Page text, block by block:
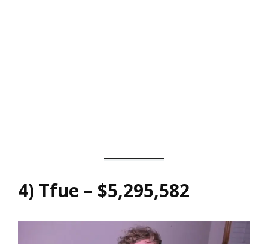
4) Tfue – $5,295,582